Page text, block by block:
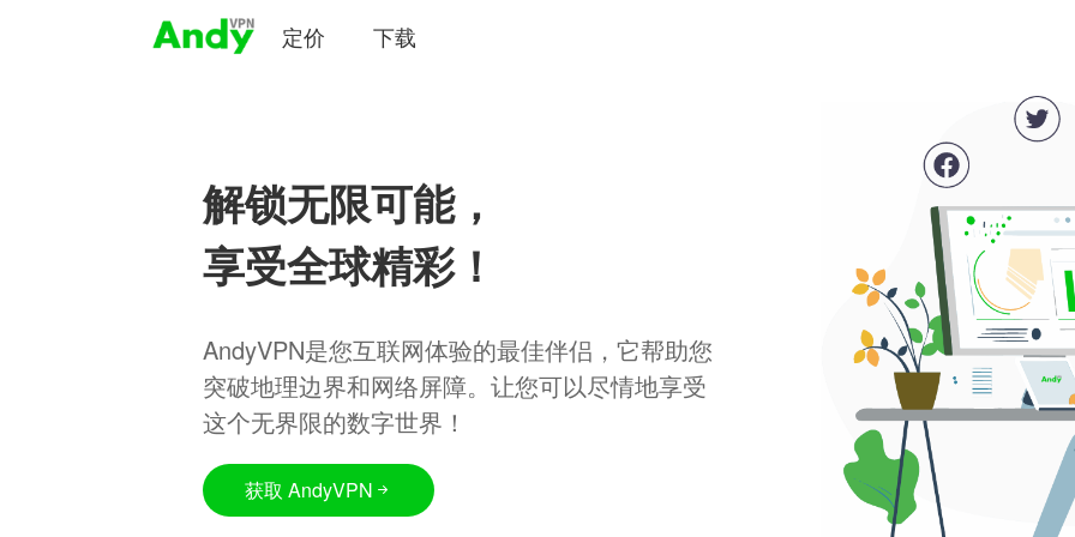
定价 下载
解锁无限可能，
享受全球精彩！
AndyVPN是您互联网体验的最佳伴侣，它帮助您
突破地理边界和网络屏障。让您可以尽情地享受
这个无界限的数字世界！
获取 AndyVPN